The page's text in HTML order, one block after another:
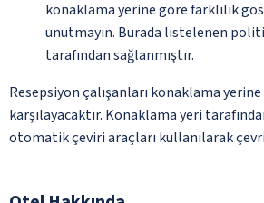
konaklama yerine göre farklılık
unutmayın. Burada listelenen
tarafından sağlanmıştır.
Resepsiyon çalışanları konaklama
karşılayacaktır. Konaklama yeri
otomatik çeviri araçları kullanılarak